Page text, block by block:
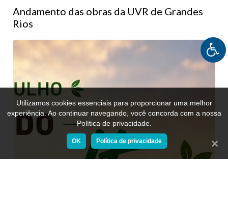
Utilizamos cookies essenciais para proporcionar uma melhor
experiência. Ao continuar navegando, você concorda com a nossa
Política de privacidade.
OK Política de privacidade Fechar
Andamento das obras da UVR de Grandes
Rios